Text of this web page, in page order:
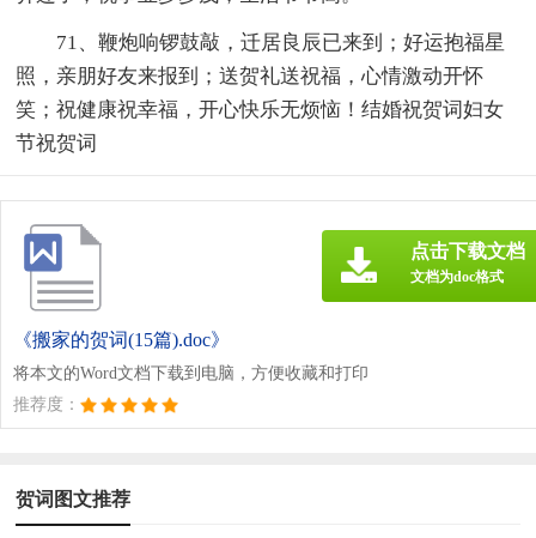
71、鞭炮响锣鼓敲，迁居良辰已来到；好运抱福星
照，亲朋好友来报到；送贺礼送祝福，心情激动开怀
笑；祝健康祝幸福，开心快乐无烦恼！结婚祝贺词妇女
节祝贺词
《搬家的贺词(15篇).doc》
将本文的Word文档下载到电脑，方便收藏和打印
推荐度：
点击下载文档
文档为doc格式
贺词图文推荐